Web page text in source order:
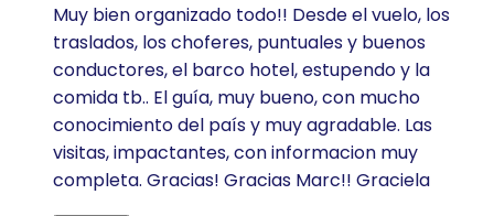
Muy bien organizado todo!! Desde el vuelo, los
traslados, los choferes, puntuales y buenos
conductores, el barco hotel, estupendo y la
comida tb.. El guía, muy bueno, con mucho
conocimiento del país y muy agradable. Las
visitas, impactantes, con informacion muy
completa. Gracias! Gracias Marc!! Graciela